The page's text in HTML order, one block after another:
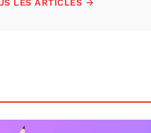
LES ARTICLES →